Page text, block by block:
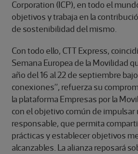
Corporation (ICP), en todo el
objetivos y trabaja en la
de sostenibilidad del mismo.
Con todo ello, CTT Express,
Semana Europea de la Movilidad
año del 16 al 22 de septiembre
conexiones”, refuerza su
la plataforma Empresas por la
con el objetivo común de impulsar
responsable, que permita
prácticas y establecer objetivos
alcanzables. La alianza reposará